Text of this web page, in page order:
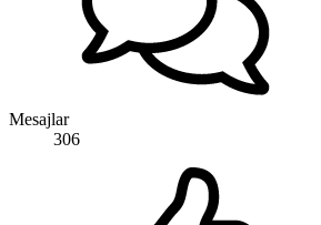
Mesajlar
306